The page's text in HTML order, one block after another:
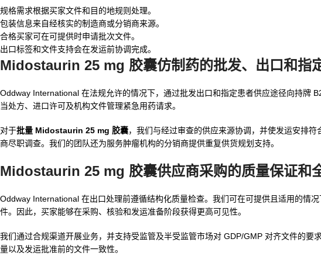
规格需求根据买家文件和目的地规则处理。
包装信息来自经核实的制造商或分销商来源。
合格买家可在可提供时申请批次文件。
出口标签和文件支持会在发运前协调完成。
Midostaurin 25 mg 胶囊仿制药的批发、出口和指
Oddway International 在法规允许的情况下，通过批发出口和指定患者供应途径向持牌
当处方、进口许可及机构文件管理紧急用药请求。
对于批量 Midostaurin 25 mg 胶囊，我们与经过审查的供应来源协调，并使发运安排
商尽职调查。我们的团队还为服务肿瘤机构的分销商提供重复供货规划支持。
Midostaurin 25 mg 胶囊供应商采购的质量保证和
Oddway International 在出口处理前遵循结构化质量检查。我们可在可提供且适用的情
件。因此，买家能够在采购、核验和发运准备阶段获得更高可见性。
我们通过合规渠道开展业务，并支持受监管及半受监管市场对 GDP/GMP 对齐文件的
量以及发运批准前的文件一致性。